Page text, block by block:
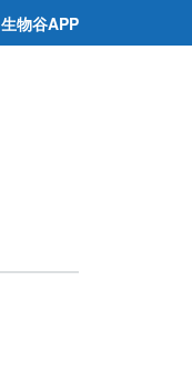
生物谷APP